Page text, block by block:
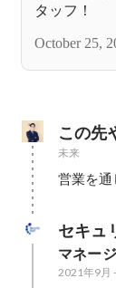
タッフ！
October 25,
この先
未来
営業を通
セキュ
マネー
2021年9月 -